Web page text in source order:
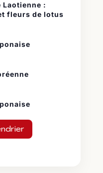
Laotienne :
fleurs de lotus